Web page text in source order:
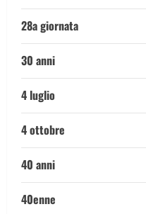
28a giornata
30 anni
4 luglio
4 ottobre
40 anni
40enne